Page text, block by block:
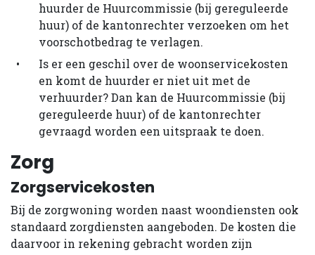
huurder de Huurcommissie (bij gereguleerde
huur) of de kantonrechter verzoeken om het
voorschotbedrag te verlagen.
Is er een geschil over de woonservicekosten
en komt de huurder er niet uit met de
verhuurder? Dan kan de Huurcommissie (bij
gereguleerde huur) of de kantonrechter
gevraagd worden een uitspraak te doen.
Zorg
Zorgservicekosten
Bij de zorgwoning worden naast woondiensten ook
standaard zorgdiensten aangeboden. De kosten die
daarvoor in rekening gebracht worden zijn